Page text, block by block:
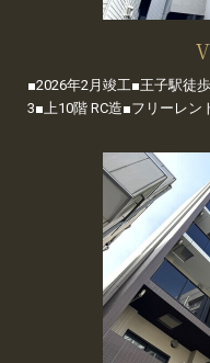
■2026年2月竣工■王子駅徒
3■上10階 RC造■フリーレン